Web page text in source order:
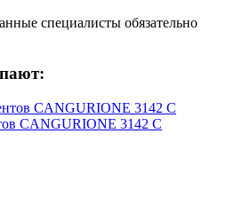
специалисты обязательно
CANGURIONE 3142 C